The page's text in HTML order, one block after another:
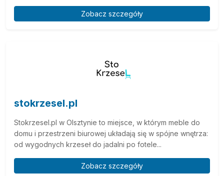
Zobacz szczegóły
stokrzesel.pl
Stokrzesel.pl w Olsztynie to miejsce, w którym meble do
domu i przestrzeni biurowej układają się w spójne wnętrza:
od wygodnych krzeseł do jadalni po fotele...
Zobacz szczegóły